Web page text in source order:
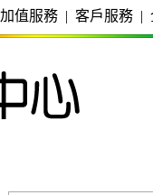
加值服務 | 客戶服務 |